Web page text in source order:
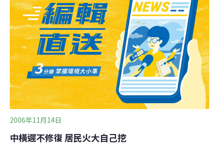
售價平均都在150元上下，有時高達300元，高架橋通車對
地方帶來利多。
2006年11月14日
中橫遲不修復 居民火大自己挖